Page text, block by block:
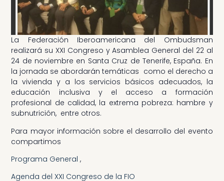
La Federación Iberoamericana del Ombudsman
realizará su XXI Congreso y Asamblea General del 22 al
24 de noviembre en Santa Cruz de Tenerife, España. En
la jornada se abordarán temáticas como el derecho a
la vivienda y a los servicios básicos adecuados, la
educación inclusiva y el acceso a formación
profesional de calidad, la extrema pobreza: hambre y
subnutrición, entre otros.
Para mayor información sobre el desarrollo del evento
compartimos
Programa General,
Agenda del XXI Congreso de la FIO